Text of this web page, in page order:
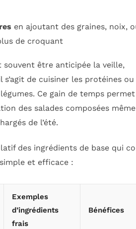
en ajoutant des graines, noix,
de croquant
souvent être anticipée la veille,
s’agit de cuisiner les protéines ou
Ce gain de temps
des salades composées
de l’été.
des ingrédients de base qui
et efficace :
Exemples
d’ingrédients
frais
Bénéfices